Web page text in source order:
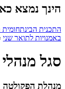
הינך נמצא
התכנית הבינתחומית
באמנויות לתואר שני
סגל
מנהלת הפקולטה